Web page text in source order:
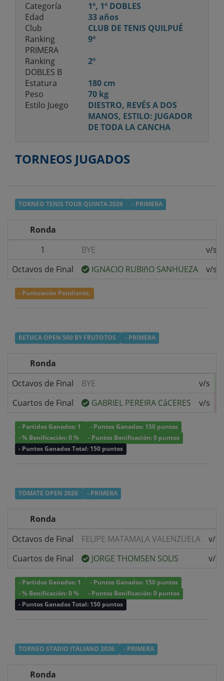
Categoría
1º, 1º DOBLES
Edad
33 años
Club
CLUB DE TENIS QUILPUÉ
Ranking
PRIMERA
9º
Ranking
DOBLES B
2º
Estatura
180 cm
Peso
70 kg
Estilo Juego
DIESTRO, REVÉS A DOS
MANOS, ESTILO: JUGADOR
DE TODA LA CANCHA
TORNEOS JUGADOS
TORNEO TENIS TOUR QUINTA 2026 - PRIMERA
Ronda
1
BYE
v/s
Octavos de Final
IGNACIO RUBIñO SANHUEZA v/s
- Puntuación Pendiente.
RETUCA OPEN 500 BY FRUTOTOS - PRIMERA
Ronda
Octavos de Final
BYE
v/s
Cuartos de Final
GABRIEL PEREIRA CáCERES v/s
- Partidos Ganados: 1
- Puntos Ganados: 150 puntos
- % Bonificación: 0 %
- Puntos Bonificación: 0 puntos
- Puntos Ganados Total: 150 puntos
TOMATE OPEN 2026 - PRIMERA
Ronda
Octavos de Final
FELIPE MATAMALA VALENZUELA
v/s
Cuartos de Final
JORGE THOMSEN SOLIS v/s
- Partidos Ganados: 1
- Puntos Ganados: 150 puntos
- % Bonificación: 0 %
- Puntos Bonificación: 0 puntos
- Puntos Ganados Total: 150 puntos
TORNEO STADIO ITALIANO 2026 - PRIMERA
Ronda